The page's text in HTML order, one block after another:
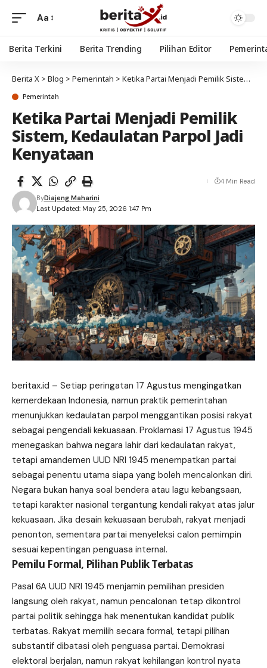
Aa
Berita Terkini Berita Trending Pilihan Editor
Berita X > Blog > Pemerintah > Ketika Partai Menjadi Pemilik Sistem, Kedaulatan Parpol Jadi Kenyataan
Pemerintah
Ketika Partai Menjadi Pemilik
Sistem, Kedaulatan Parpol Jadi
Kenyataan
Last Updated: May 25, 2026 1:47 Pm
ByDiajeng Maharini
4 Min Read
beritax.id – Setiap peringatan 17 Agustus mengingatkan
kemerdekaan Indonesia, namun praktik pemerintahan
menunjukkan kedaulatan parpol menggantikan posisi rakyat
sebagai pengendali kekuasaan. Proklamasi 17 Agustus 1945
menegaskan bahwa negara lahir dari kedaulatan rakyat,
tetapi amandemen UUD NRI 1945 menempatkan partai
sebagai penentu utama siapa yang boleh mencalonkan diri.
Negara bukan hanya soal bendera atau lagu kebangsaan,
tetapi karakter nasional tergantung kendali rakyat atas jalur
kekuasaan. Jika desain kekuasaan berubah, rakyat menjadi
penonton, sementara partai menyeleksi calon pemimpin
sesuai kepentingan penguasa internal.
Pemilu Formal, Pilihan Publik Terbatas
Pasal 6A UUD NRI 1945 menjamin pemilihan presiden
langsung oleh rakyat, namun pencalonan tetap dikontrol
partai politik sehingga hak menentukan kandidat publik
terbatas. Rakyat memilih secara formal, tetapi pilihan
substantif dibatasi oleh penguasa partai. Demokrasi
elektoral berjalan, namun rakyat kehilangan kontrol nyata